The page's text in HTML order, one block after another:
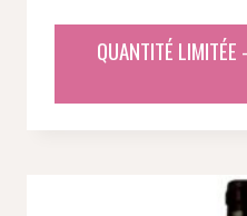
initial
était :
est
QUANTITÉ